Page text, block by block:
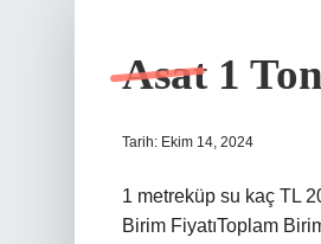
Asat 1
Tarih: Ekim 14, 2024
1 metreküp su kaç TL
Birim FiyatıToplam